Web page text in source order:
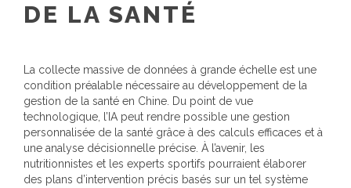
DE LA SANTÉ
La collecte massive de données à grande échelle est une
condition préalable nécessaire au développement de la
gestion de la santé en Chine. Du point de vue
technologique, l’IA peut rendre possible une gestion
personnalisée de la santé grâce à des calculs efficaces et à
une analyse décisionnelle précise. À l’avenir, les
nutritionnistes et les experts sportifs pourraient élaborer
des plans d’intervention précis basés sur un tel système